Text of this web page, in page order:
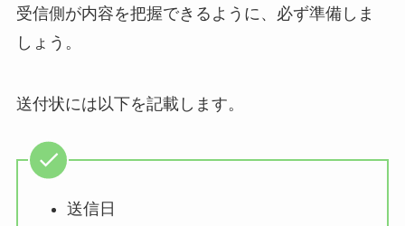
受信側が内容を把握できるように、必ず準備しま
しょう。
送付状には以下を記載します。
送信日